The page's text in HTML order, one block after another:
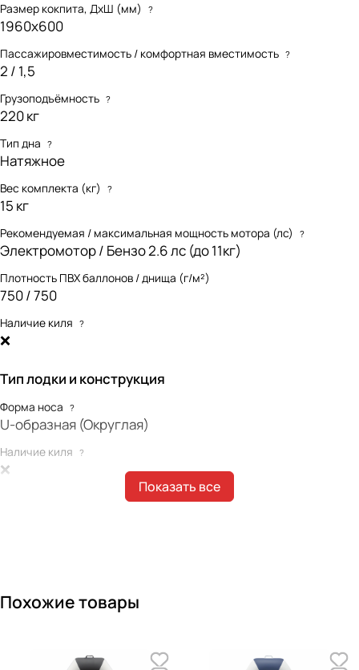
Размер кокпита, ДхШ (мм) ?
1960х600
Пассажировместимость / комфортная вместимость ?
2 / 1,5
Грузоподъёмность ?
220 кг
Тип дна ?
Натяжное
Вес комплекта (кг) ?
15 кг
Рекомендуемая / максимальная мощность мотора (лс) ?
Электромотор / Бензо 2.6 лс (до 11кг)
Плотность ПВХ баллонов / днища (г/м²)
750 / 750
Наличие киля ?
❌
Тип лодки и конструкция
Форма носа ?
U-образная (Округлая)
Наличие киля ?
❌
Габариты лодки
Показать все
Похожие товары